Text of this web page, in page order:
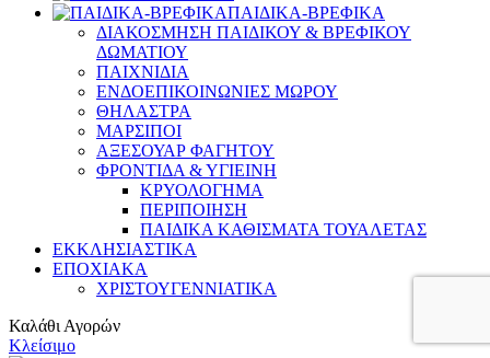
ΠΑΙΔΙΚΑ-ΒΡΕΦΙΚΑ
ΔΙΑΚΟΣΜΗΣΗ ΠΑΙΔΙΚΟΥ & ΒΡΕΦΙΚΟΥ
ΔΩΜΑΤΙΟΥ
ΠΑΙΧΝΙΔΙΑ
ΕΝΔΟΕΠΙΚΟΙΝΩΝΙΕΣ ΜΩΡΟΥ
ΘΗΛΑΣΤΡΑ
ΜΑΡΣΙΠΟΙ
ΑΞΕΣΟΥΑΡ ΦΑΓΗΤΟΥ
ΦΡΟΝΤΙΔΑ & ΥΓΙΕΙΝΗ
ΚΡΥΟΛΟΓΗΜΑ
ΠΕΡΙΠΟΙΗΣΗ
ΠΑΙΔΙΚΑ ΚΑΘΙΣΜΑΤΑ ΤΟΥΑΛΕΤΑΣ
ΕΚΚΛΗΣΙΑΣΤΙΚΑ
ΕΠΟΧΙΑΚΑ
ΧΡΙΣΤΟΥΓΕΝΝΙΑΤΙΚΑ
Καλάθι Αγορών
Κλείσιμο